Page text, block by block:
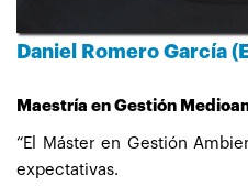
Daniel Romero García
Maestría en Gestión
“El Máster en Gestión
expectativas.